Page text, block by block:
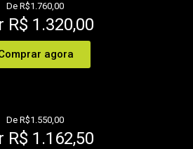
De R$1.760,00
R$ 1.320,00
agora
De R$1.550,00
R$ 1.162,50